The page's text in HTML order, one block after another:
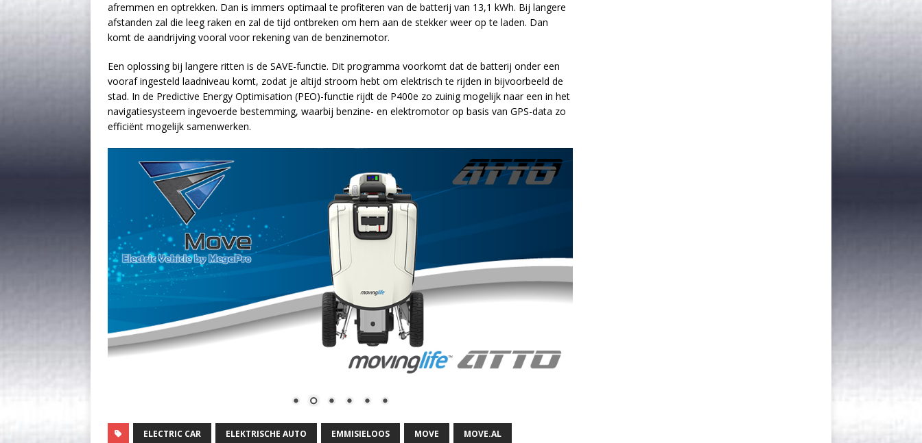
afremmen en optrekken. Dan is immers optimaal te profiteren van de batterij van 13,1 kWh. Bij langere
afstanden zal die leeg raken en zal de tijd ontbreken om hem aan de stekker weer op te laden. Dan
komt de aandrijving vooral voor rekening van de benzinemotor.
Een oplossing bij langere ritten is de SAVE-functie. Dit programma voorkomt dat de batterij onder een
vooraf ingesteld laadniveau komt, zodat je altijd stroom hebt om elektrisch te rijden in bijvoorbeeld de
stad. In de Predictive Energy Optimisation (PEO)-functie rijdt de P400e zo zuinig mogelijk naar een in het
navigatiesysteem ingevoerde bestemming, waarbij benzine- en elektromotor op basis van GPS-data zo
efficiënt mogelijk samenwerken.
ELECTRIC CAR ELEKTRISCHE AUTO EMMISIELOOS MOVE MOVE.AL